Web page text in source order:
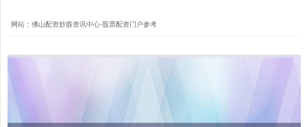
网站：佛山配资炒股资讯中心-股票配资门户参考